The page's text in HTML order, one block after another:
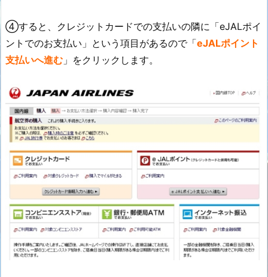
④すると、クレジットカードでの支払いの隣に「eJALポイ
ントでのお支払い」という項目があるので「eJALポイント
支払いへ進む 」をクリックします。